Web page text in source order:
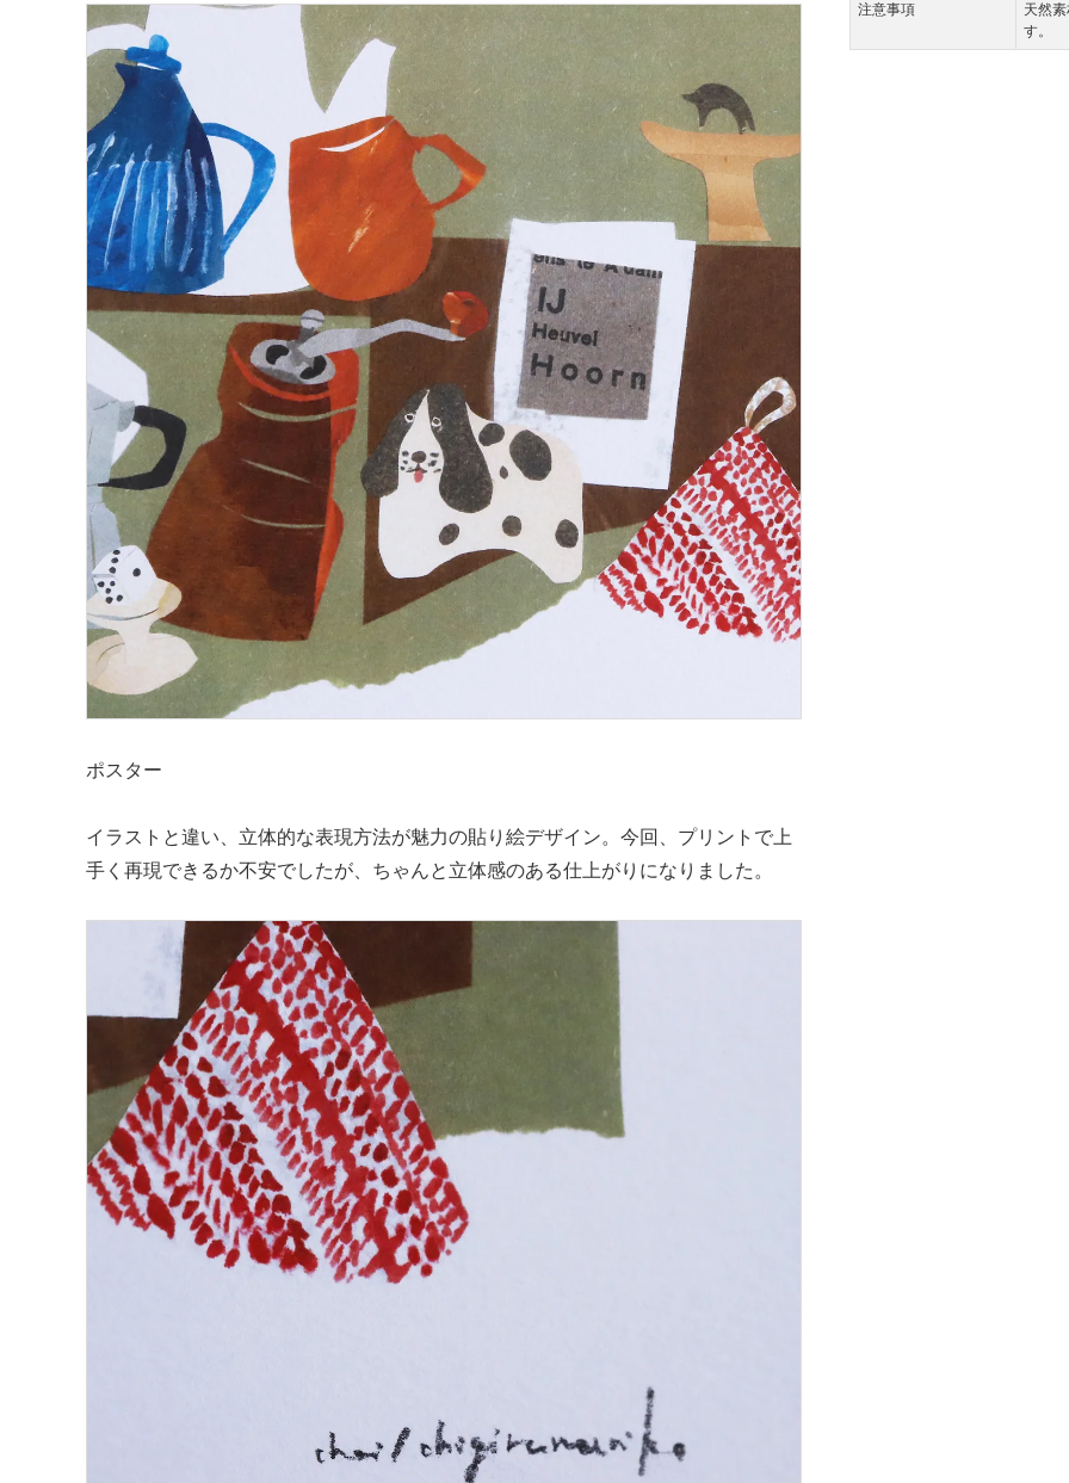
ポスター
イラストと違い、立体的な表現方法が魅力の貼り絵デザイン。今回、プリントで上
手く再現できるか不安でしたが、ちゃんと立体感のある仕上がりになりました。
注意事項
天然
す。